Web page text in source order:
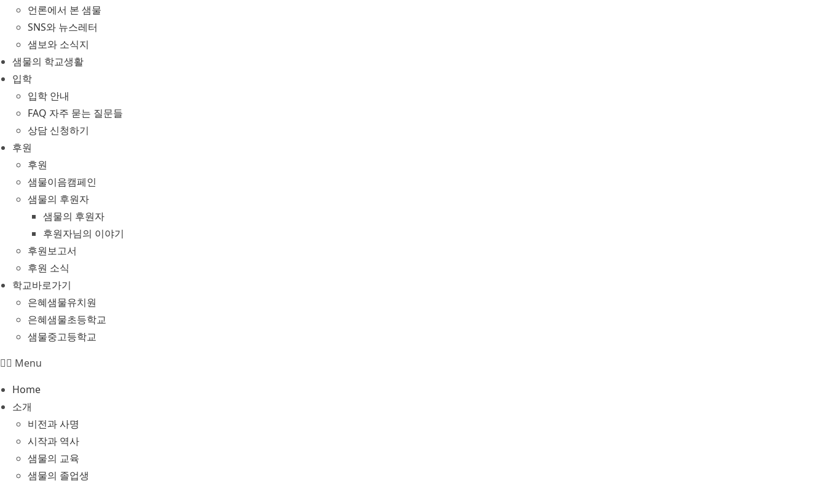
언론에서 본 샘물
SNS와 뉴스레터
샘보와 소식지
샘물의 학교생활
입학
입학 안내
FAQ 자주 묻는 질문들
상담 신청하기
후원
후원
샘물이음캠페인
샘물의 후원자
샘물의 후원자
후원자님의 이야기
후원보고서
후원 소식
학교바로가기
은혜샘물유치원
은혜샘물초등학교
샘물중고등학교
Menu
Home
소개
비전과 사명
시작과 역사
샘물의 교육
샘물의 졸업생